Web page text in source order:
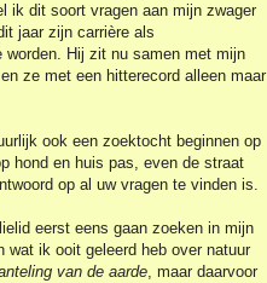
ik dit soort vragen aan mijn zwager
jaar zijn carrière als
worden. Hij zit nu samen met mijn
ze met een hitterecord alleen maar
ook een zoektocht beginnen op
hond en huis pas, even de straat
op al uw vragen te vinden is.
eerst eens gaan zoeken in mijn
wat ik ooit geleerd heb over natuur
van de aarde, maar daarvoor